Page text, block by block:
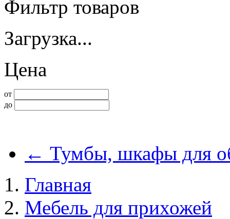
Фильтр товаров
Загрузка...
Цена
от
до
← Тумбы, шкафы для
Главная
Мебель для прихожей